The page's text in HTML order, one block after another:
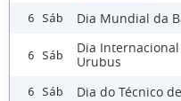
6 Sáb Dia Mundial da
6 Sáb
Dia
Urubus
6 Sáb Dia do Técnico